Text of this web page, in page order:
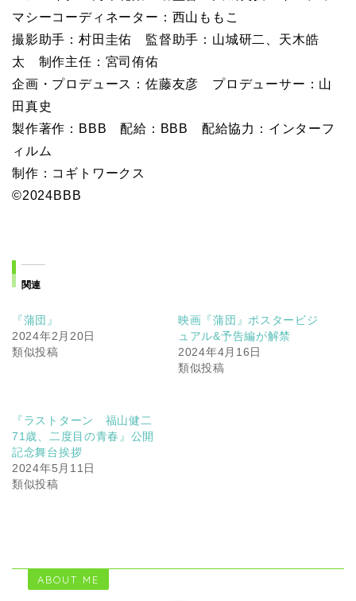
マシーコーディネーター：西山ももこ
撮影助手：村田圭佑 監督助手：山城研二、天木皓
太 制作主任：宮司侑佑
企画・プロデュース：佐藤友彦 プロデューサー：山
田真史
製作著作：BBB 配給：BBB 配給協力：インターフ
ィルム
制作：コギトワークス
©2024BBB
関連
『蒲団』
2024年2月20日
類似投稿
映画『蒲団』ポスタービジ
ュアル&予告編が解禁
2024年4月16日
類似投稿
『ラストターン 福山健二
71歳、二度目の青春』公開
記念舞台挨拶
2024年5月11日
類似投稿
ABOUT ME